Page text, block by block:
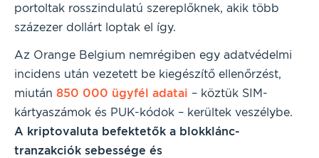
portoltak rosszindulatú szereplőknek, akik több
százezer dollárt loptak el így.
Az Orange Belgium nemrégiben egy adatvédelmi
incidens után vezetett be kiegészítő ellenőrzést,
miután 850 000 ügyfél adatai – köztük SIM-
kártyaszámok és PUK-kódok – kerültek veszélybe.
A kriptovaluta befektetők a blokklánc-
tranzakciók sebessége és